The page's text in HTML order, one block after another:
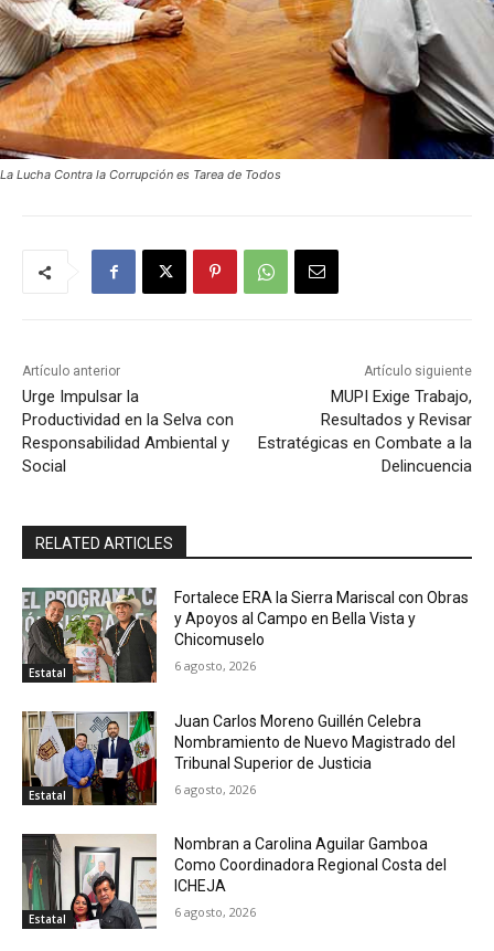
La Lucha Contra la Corrupción es Tarea de Todos
Artículo anterior
Urge Impulsar la
Productividad en la Selva con
Responsabilidad Ambiental y
Social
Artículo siguiente
MUPI Exige Trabajo,
Resultados y Revisar
Estratégicas en Combate a la
Delincuencia
RELATED ARTICLES
Estatal
Fortalece ERA la Sierra Mariscal con Obras
y Apoyos al Campo en Bella Vista y
Chicomuselo
6 agosto, 2026
Estatal
Juan Carlos Moreno Guillén Celebra
Nombramiento de Nuevo Magistrado del
Tribunal Superior de Justicia
6 agosto, 2026
Estatal
Nombran a Carolina Aguilar Gamboa
Como Coordinadora Regional Costa del
ICHEJA
6 agosto, 2026